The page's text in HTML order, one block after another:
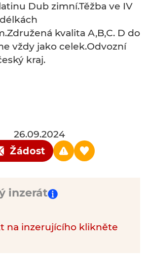
Dub zimní.Těžba ve IV
kvalita A,B,C. D do
vždy jako celek.Odvozní
kraj.
26.09.2024
Žádost
inzerát
na inzerujícího klikněte